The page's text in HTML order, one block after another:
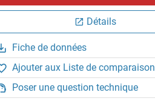
Détails
Fiche de données
Ajouter aux Liste de comparaison
Poser une question technique